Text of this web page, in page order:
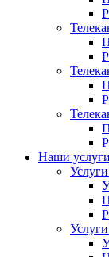
Наши услуги